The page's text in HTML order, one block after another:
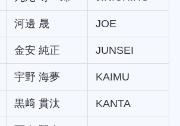
河邊 晟 JOE
金安 純正 JUNSEI
宇野 海夢 KAIMU
黒﨑 貫汰 KANTA